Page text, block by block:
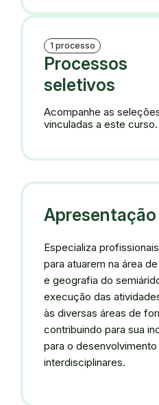
1 processo
Processos
seletivos
Acompanhe as
vinculadas a este curso.
Especializa
para atuarem na área
e geografia do
execução das
às diversas áreas de
contribuindo para sua
para o
interdisciplinares.